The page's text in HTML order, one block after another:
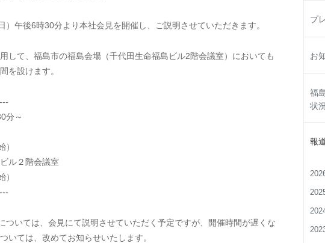
プ
お
福
状
報
午後6時30分より本社会見を開催し、ご説明させていただきます。
て、福島市の福島会場（千代田生命福島ビル2階会議室）においても
を設けます。
分～
ル２階会議室
いては、会見にて説明させていただく予定ですが、開催時間が遅くな
いては、改めてお知らせいたします。